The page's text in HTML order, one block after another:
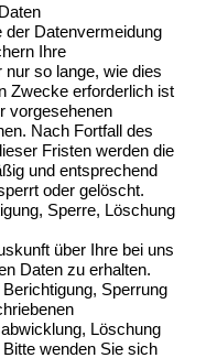
der Datenvermeidung
Ihre
so lange, wie dies
Zwecke erforderlich ist
vorgesehenen
Nach Fortfall des
Fristen werden die
und entsprechend
oder gelöscht.
Sperre, Löschung
über Ihre bei uns
Daten zu erhalten.
Sperrung
Löschung
wenden Sie sich